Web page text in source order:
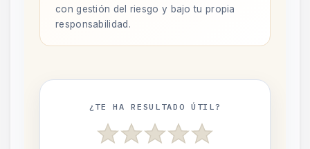
con gestión del riesgo y bajo tu propia
responsabilidad.
¿TE HA RESULTADO ÚTIL?